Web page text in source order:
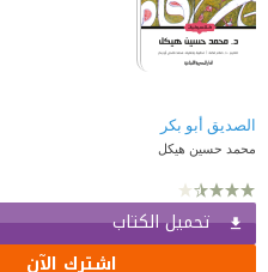
الصديق أبو بكر
محمد حسين هيكل
تحميل الكتاب
اشترك الآن